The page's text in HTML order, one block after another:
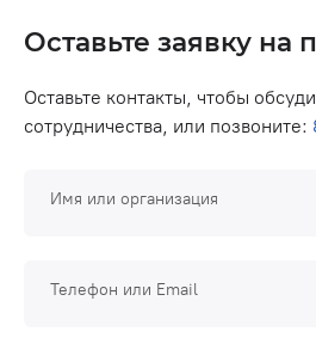
Оставьте заявку на
Оставьте контакты, чтобы
сотрудничества, или позвоните:
Имя или организация
Телефон или Email